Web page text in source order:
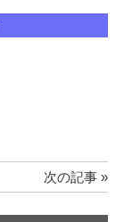
次の記事 »